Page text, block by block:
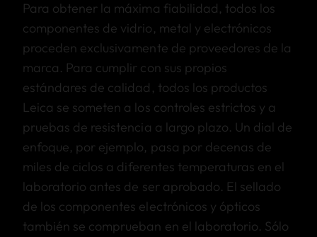
Para obtener la máxima fiabilidad, todos los
componentes de vidrio, metal y electrónicos
proceden exclusivamente de proveedores de la
marca. Para cumplir con sus propios
estándares de calidad, todos los productos
Leica se someten a los controles estrictos y a
pruebas de resistencia a largo plazo. Un dial de
enfoque, por ejemplo, pasa por decenas de
miles de ciclos a diferentes temperaturas en el
laboratorio antes de ser aprobado. El sellado
de los componentes electrónicos y ópticos
también se comprueban en el laboratorio. Sólo